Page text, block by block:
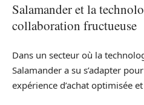
Salamander et la
collaboration fructueuse
Dans un secteur où la
Salamander a su s’adapter
expérience d’achat optimisée